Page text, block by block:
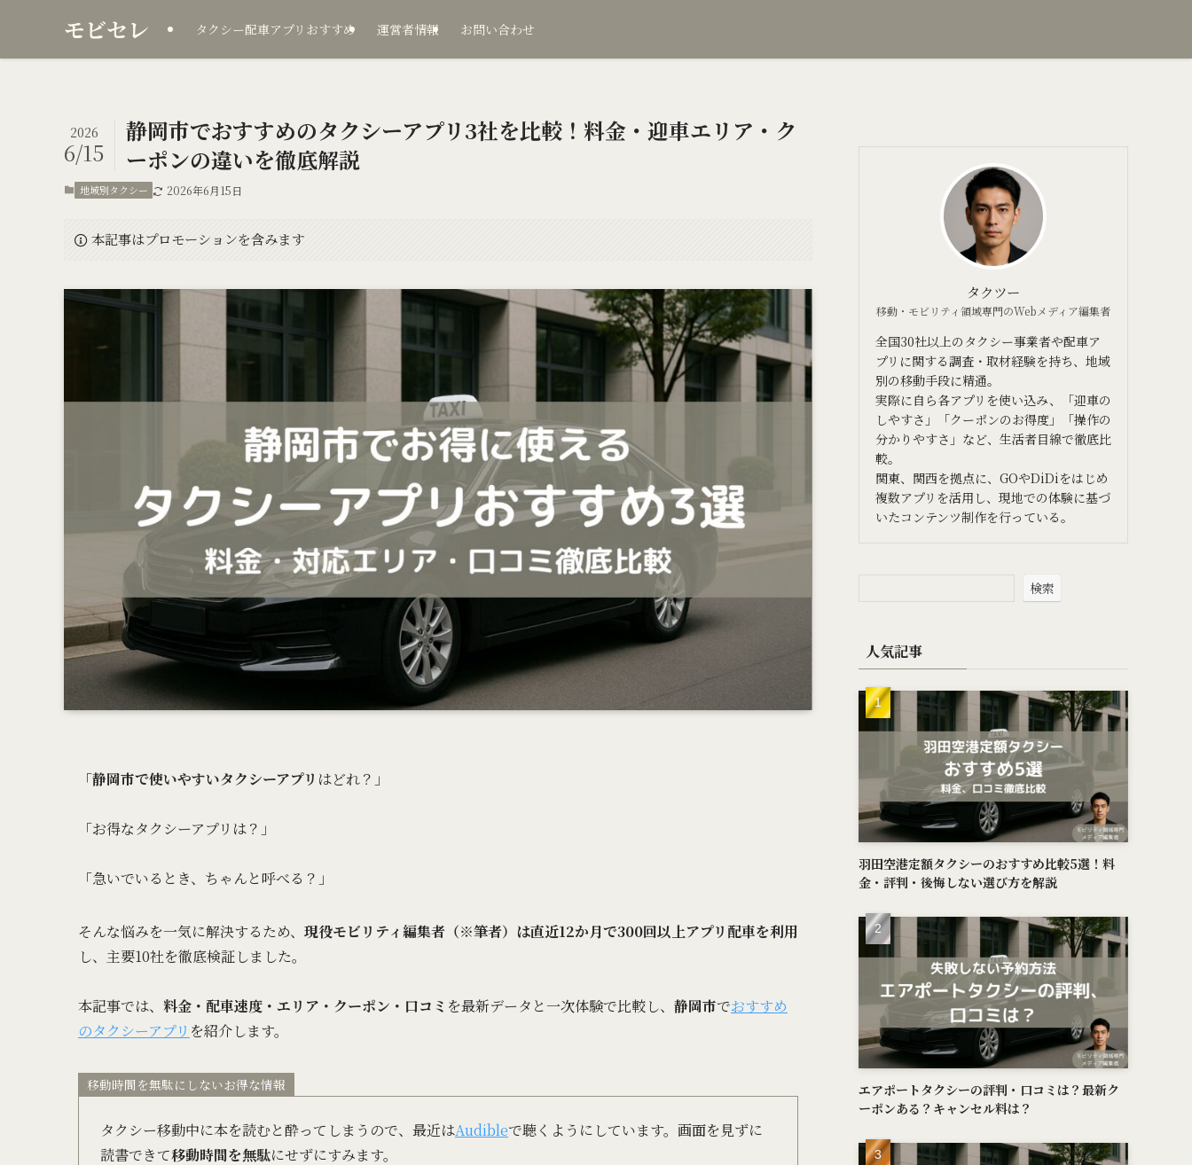
モビセレ タクシー配車アプリおすすめ 運営者情報 お問い合わせ
静岡市でおすすめのタクシーアプリ3社を比較！料金・迎車エリア・ク
ーポンの違いを徹底解説
2026
6/15
地域別タクシー 2026年6月15日
本記事はプロモーションを含みます
「静岡市で使いやすいタクシーアプリ はどれ？」
「お得なタクシーアプリは？」
「急いでいるとき、ちゃんと呼べる？」
そんな悩みを一気に解決するため、 現役モビリティ編集者（※筆者）は直近12か月で300回以上アプリ配車を利用
し、主要10社を徹底検証しました。
本記事では、 料金・配車速度・エリア・クーポン・口コミ を最新データと一次体験で比較し、 静岡市でおすすめ
のタクシーアプリ を紹介します。
移動時間を無駄にしないお得な情報
タクシー移動中に本を読むと酔ってしまうので、最近はAudibleで聴くようにしています。画面を見ずに
読書できて移動時間を無駄にせずにすみます。
タクツー
移動・モビリティ領域専門のWebメディア編集者
全国30社以上のタクシー事業者や配車ア
プリに関する調査・取材経験を持ち、地域
別の移動手段に精通。
実際に自ら各アプリを使い込み、「迎車の
しやすさ」「クーポンのお得度」「操作の
分かりやすさ」など、生活者目線で徹底比
較。
関東、関西を拠点に、GOやDiDiをはじめ
複数アプリを活用し、現地での体験に基づ
いたコンテンツ制作を行っている。
検索
人気記事
羽田空港定額タクシーのおすすめ比較5選！料
金・評判・後悔しない選び方を解説
エアポートタクシーの評判・口コミは？最新ク
ーポンある？キャンセル料は？